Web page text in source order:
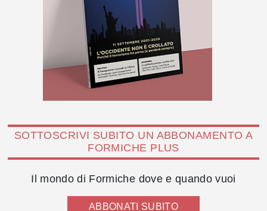
SOTTOSCRIVI SUBITO UN ABBONAMENTO A
FORMICHE PLUS
Il mondo di Formiche dove e quando vuoi
ABBONATI SUBITO